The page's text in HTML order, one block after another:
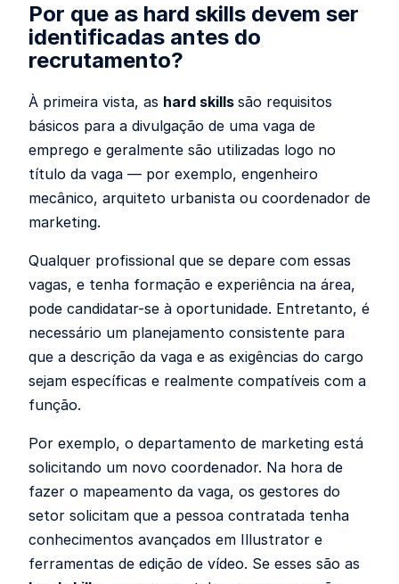
Por que as hard skills devem ser
identificadas antes do
recrutamento?
À primeira vista, as hard skills são requisitos
básicos para a divulgação de uma vaga de
emprego e geralmente são utilizadas logo no
título da vaga — por exemplo, engenheiro
mecânico, arquiteto urbanista ou coordenador de
marketing.
Qualquer profissional que se depare com essas
vagas, e tenha formação e experiência na área,
pode candidatar-se à oportunidade. Entretanto, é
necessário um planejamento consistente para
que a descrição da vaga e as exigências do cargo
sejam específicas e realmente compatíveis com a
função.
Por exemplo, o departamento de marketing está
solicitando um novo coordenador. Na hora de
fazer o mapeamento da vaga, os gestores do
setor solicitam que a pessoa contratada tenha
conhecimentos avançados em Illustrator e
ferramentas de edição de vídeo. Se esses são as